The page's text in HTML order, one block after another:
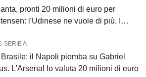
pronti 20 milioni di euro per
l'Udinese ne vuole di più. I
SERIE A
il Napoli piomba su Gabriel
L'Arsenal lo valuta 20 milioni di euro